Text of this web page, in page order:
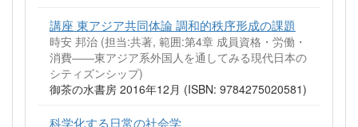
講座 東アジア共同体論 調和的秩序形成の課題
時安 邦治 (担当:共著, 範囲:第4章 成員資格・労働・
消費――東アジア系外国人を通してみる現代日本の
シティズンシップ)
御茶の水書房 2016年12月 (ISBN: 9784275020581)
科学化する日常の社会学